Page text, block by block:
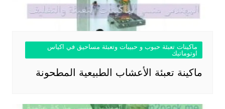
ماكينات تعبئة حبوب و حبيبات وتعبئة مساحيق في اكياس
اوتوماتيك
ماكينة تعبئة الأعشاب الطبيعية المطحونة